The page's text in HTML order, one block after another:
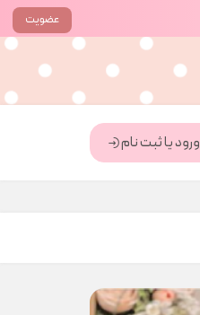
عضویت
ورود یا ثبت نام